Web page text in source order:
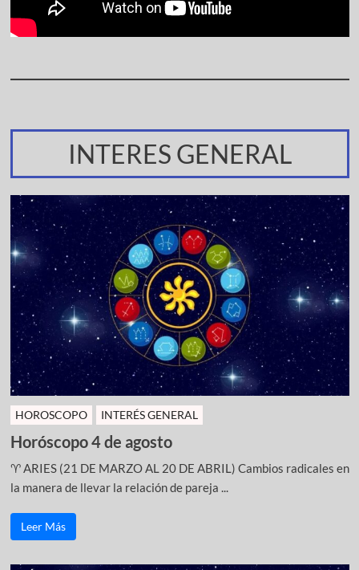
INTERES GENERAL
HOROSCOPO INTERÉS GENERAL
Horóscopo 4 de agosto
♈ ARIES (21 DE MARZO AL 20 DE ABRIL) Cambios radicales en
la manera de llevar la relación de pareja ...
Leer Más